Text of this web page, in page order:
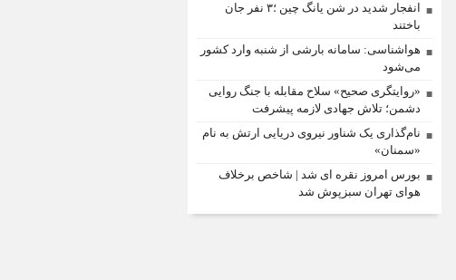
انفجار شدید در شن یانگ چین ؛۳ نفر جان
باختند
هواشناسی: سامانه بارشی از شنبه وارد کشور
می‌شود
«روایتگری صحیح» سلاح مقابله با جنگ روایی
دشمن؛ تلاش جهادی لازمه پیشرفت
نام‌گذاری یک شناور نیروی دریایی ارتش به نام
«سمنان»
بورس امروز نقره ای شد | شاخص برخلاف
هوای تهران سبزپوش شد